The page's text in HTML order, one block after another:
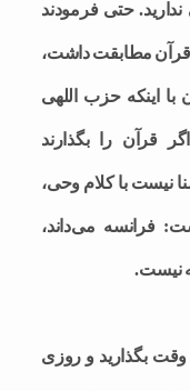
حتی فرمودند
قرآن مطابقت داشت،
با اینکه حزب اللهی
قرآن را بگذارند
نیست با کلام وحی،
فرانسه می‌داند،
نیست.
بگذارید و روزی